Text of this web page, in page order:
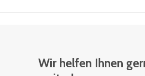
Wir helfen Ihnen